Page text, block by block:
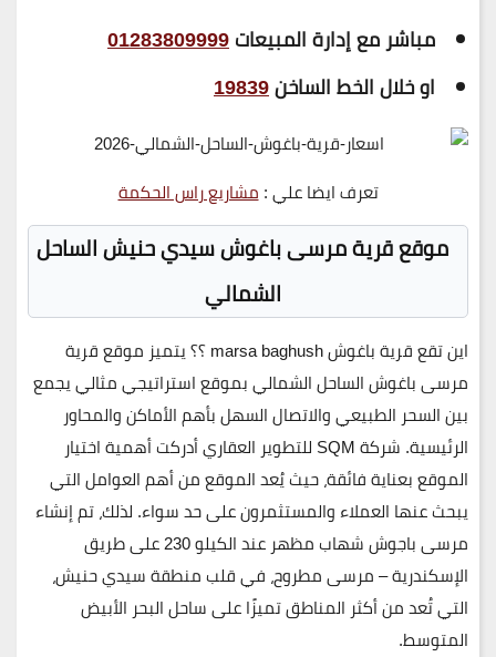
مباشر مع إدارة المبيعات01283809999
او خلال الخط الساخن19839
تعرف ايضا علي :مشاريع راس الحكمة
موقع قرية مرسى باغوش سيدي حنيش الساحل
الشمالي
اين تقع قرية باغوش marsa baghush ؟؟ يتميز موقعقرية
مرسى باغوش الساحل الشماليبموقع استراتيجي مثالي يجمع
بين السحر الطبيعي والاتصال السهل بأهم الأماكن والمحاور
الرئيسية. شركةSQM للتطوير العقاري
أدركت أهمية اختيار
الموقع بعناية فائقة، حيث يُعد الموقع من أهم العوامل التي
يبحث عنها العملاء والمستثمرون على حد سواء. لذلك، تم إنشاء
مرسى باجوششهاب مظهر عند الكيلو
230 على طريق
الإسكندرية – مرسى مطروح، في قلب منطقةسيدي حنيش،
التي تُعد من أكثر المناطق تميزًا علىساحل البحر الأبيض
المتوسط.